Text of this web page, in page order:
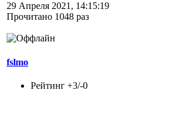
29 Апреля 2021, 14:15:19
Прочитано 1048 раз
fslmo
Рейтинг +3/-0